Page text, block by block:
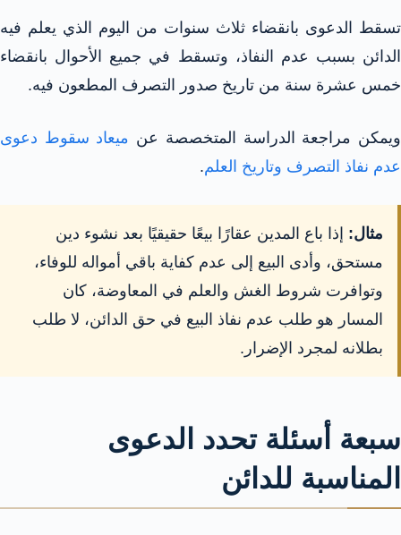
تسقط الدعوى بانقضاء ثلاث سنوات من اليوم الذي يعلم فيه
الدائن بسبب عدم النفاذ، وتسقط في جميع الأحوال بانقضاء
خمس عشرة سنة من تاريخ صدور التصرف المطعون فيه.
ويمكن مراجعة الدراسة المتخصصة عن ميعاد سقوط دعوى
عدم نفاذ التصرف وتاريخ العلم.
مثال: إذا باع المدين عقارًا بيعًا حقيقيًا بعد نشوء دين
مستحق، وأدى البيع إلى عدم كفاية باقي أمواله للوفاء،
وتوافرت شروط الغش والعلم في المعاوضة، كان
المسار هو طلب عدم نفاذ البيع في حق الدائن، لا طلب
بطلانه لمجرد الإضرار.
سبعة أسئلة تحدد الدعوى
المناسبة للدائن